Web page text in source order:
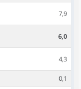
7,9
6,0
4,3
0,1